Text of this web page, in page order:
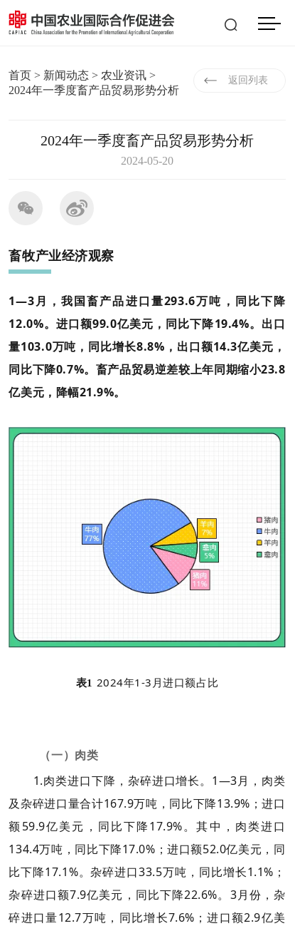
EN
首页 > 新闻动态 >农业资讯 >
2024年一季度畜产品贸易形势分析
返回列表
2024年一季度畜产品贸易形势分析
2024-05-20
畜牧产业经济观察
1—3月，我国畜产品进口量293.6万吨，同比下降
12.0%。进口额99.0亿美元，同比下降19.4%。出口
量103.0万吨，同比增长8.8%，出口额14.3亿美元，
同比下降0.7%。畜产品贸易逆差较上年同期缩小23.8
亿美元，降幅21.9%。
表1 2024年1-3月进口额占比
（一）肉类
1.肉类进口下降，杂碎进口增长。1—3月，肉类
及杂碎进口量合计167.9万吨，同比下降13.9%；进口
额59.9亿美元，同比下降17.9%。其中，肉类进口
134.4万吨，同比下降17.0%；进口额52.0亿美元，同
比下降17.1%。杂碎进口33.5万吨，同比增长1.1%；
杂碎进口额7.9亿美元，同比下降22.6%。3月份，杂
碎进口量12.7万吨，同比增长7.6%；进口额2.9亿美